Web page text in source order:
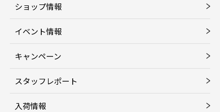
ショップ情報
イベント情報
キャンペーン
スタッフレポート
入荷情報